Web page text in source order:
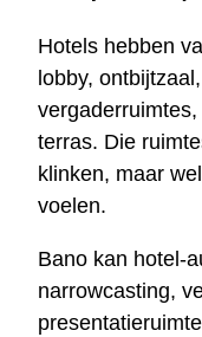
Hotels hebben
lobby,
terras. Die
klinken, maar
voelen.
Bano kan hotel-
narrowcasting,